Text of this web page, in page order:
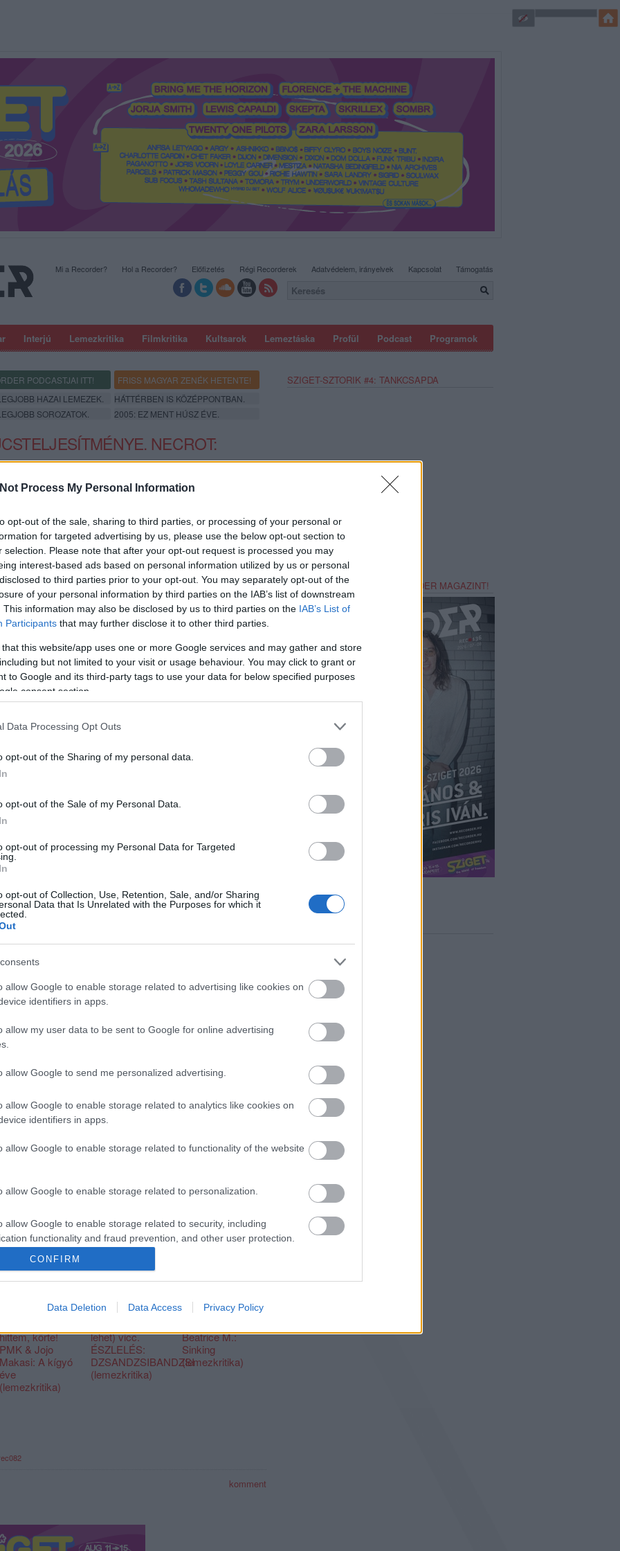
Process My Personal Information
opt-out of the sale, sharing to third parties, or processing of your personal or
for targeted advertising by us, please use the below opt-out section to
selection. Please note that after your opt-out request is processed you may
interest-based ads based on personal information utilized by us or personal
to third parties prior to your opt-out. You may separately opt-out of the
of your personal information by third parties on the IAB’s list of downstream
This information may also be disclosed by us to third parties on the IAB’s List of
Participants that may further disclose it to other third parties.
that this website/app uses one or more Google services and may gather and store
but not limited to your visit or usage behaviour. You may click to grant or
to Google and its third-party tags to use your data for below specified purposes
consent section.
Data Processing Opt Outs
opt-out of the Sharing of my personal data.
opt-out of the Sale of my Personal Data.
opt-out of processing my Personal Data for Targeted
opt-out of Collection, Use, Retention, Sale, and/or Sharing
Data that Is Unrelated with the Purposes for which it
allow Google to enable storage related to advertising like cookies on
identifiers in apps.
allow my user data to be sent to Google for online advertising
allow Google to send me personalized advertising.
allow Google to enable storage related to analytics like cookies on
identifiers in apps.
allow Google to enable storage related to functionality of the website
allow Google to enable storage related to personalization.
allow Google to enable storage related to security, including
functionality and fraud prevention, and other user protection.
CONFIRM
Data Deletion Data Access Privacy Policy
Interjú Lemezkritika Filmkritika Kultsarok Lemeztáska Profül Podcast Programok
Mi a Recorder? Hol a Recorder? Előfizetés Régi Recorderek Adatvédelem, irányelvek Kapcsolat Támogatás
PODCASTJAI ITT!
FRISS MAGYAR ZENÉK HETENTE!
HAZAI LEMEZEK.
HÁTTÉRBEN IS KÖZÉPPONTBAN.
SOROZATOK. 2005: EZ MENT HÚSZ ÉVE.
NECROT:
visszatérése már jó egy évtizede tart, hiszen az olyan
a Black Breath is sokat merítettek a skandináv színtérre
sem vitatkozna, hogy a hullám igazán 2018 környékén
mint a Gatecreeper, a Horrendous, a Blood Incantation
( Blood Offerings) is gyönyörűen elevenítette fel az Earache
azonban sikerült szintet lépniük. Lemezkritika a Recorder
Előadó:Necrot
Cím:
Mortal
Kiadó: Tankcrimes
Megjelenés: 2020. augusztus 28.
Asleep Forever
A kaliforniai trió 2017-es debütálása, aBlood Offerings
egy sokadik lehúzott bőrnek érződött volna. Ennél többet a
Mortalsem kínál, de nem is baj: három évvel később sem
lemezen elférnének. A Greg Wilkinson által kikevert hangzás
dörrennek meg, a végeredmény pedig a stílus egyik
Recorder a Facebookon. Még több Recorder, ott, igen.
hittem, körte!
PMK & Jojo
Makasi: A kígyó
éve
(lemezkritika)
lehet) vicc.
ÉSZLELÉS:
DZSANDZSIBANDZSI
(lemezkritika)
Beatrice M.:
Sinking
(lemezkritika)
komment
SZIGET-SZTORIK #4: TANKCSAPDA
SZEREZZ MAGADNAK RECORDER MAGAZINT!
SÜTI BEÁLLÍTÁSOK MÓDOSÍTÁSA